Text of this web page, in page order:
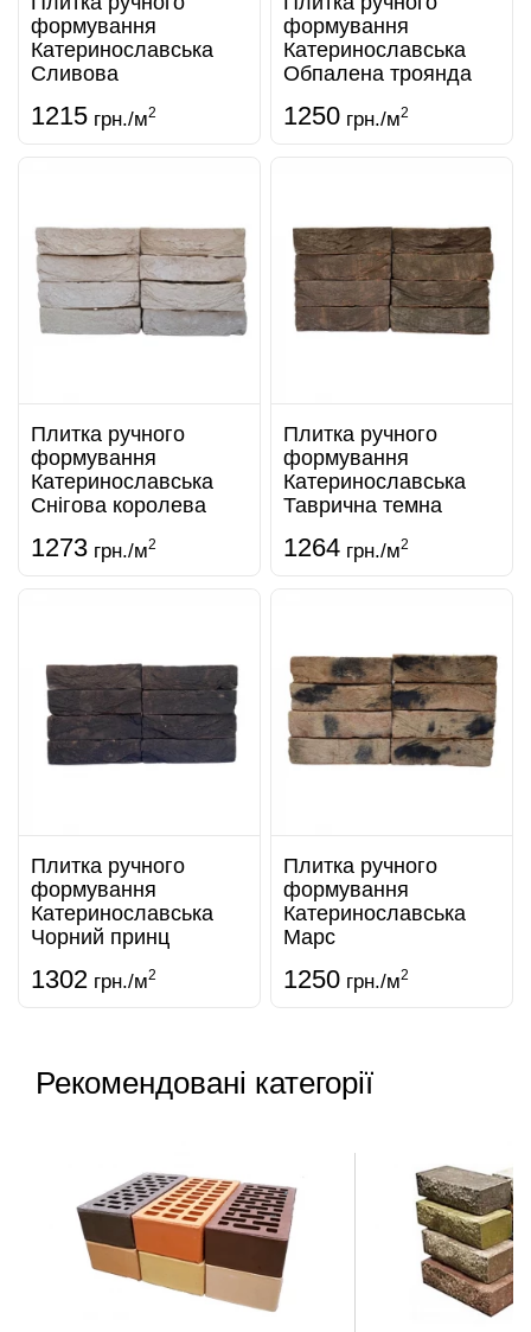
формування
Катеринославська
Сливова
1215 грн./м2
формування
Катеринославська
Обпалена троянда
1250 грн./м2
Плитка ручного
формування
Катеринославська
Снігова королева
1273 грн./м2
Плитка ручного
формування
Катеринославська
Таврична темна
1264 грн./м2
Плитка ручного
формування
Катеринославська
Чорний принц
1302 грн./м2
Плитка ручного
формування
Катеринославська
Марс
1250 грн./м2
Рекомендовані категорії